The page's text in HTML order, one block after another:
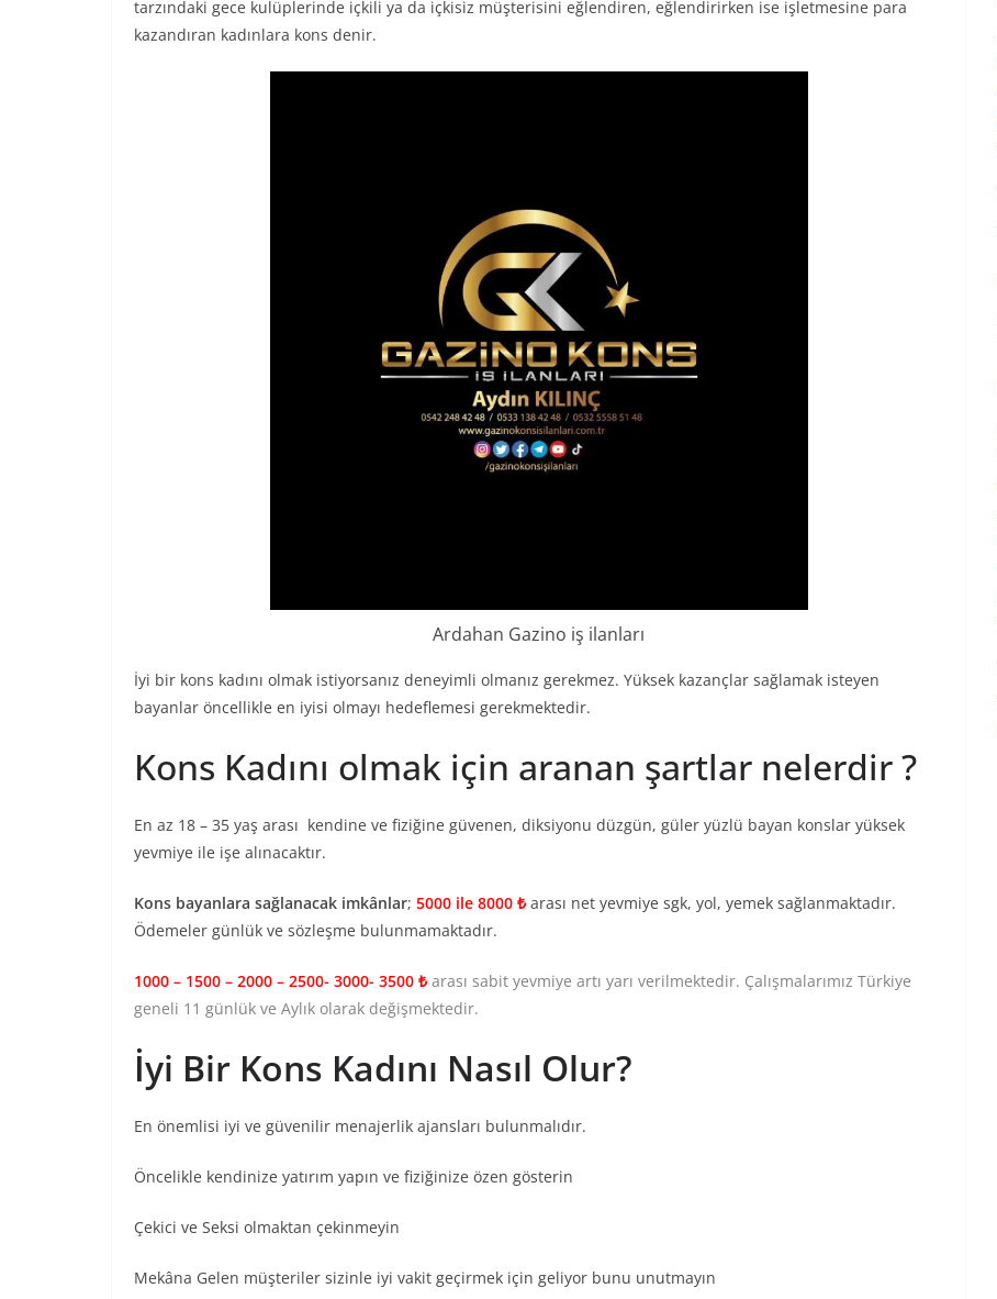
tarzındaki gece kulüplerinde içkili ya da içkisiz müşterisini eğlendiren, eğlendirirken ise işletmesine para
kazandıran kadınlara kons denir.
Ardahan Gazino iş ilanları
İyi bir kons kadını olmak istiyorsanız deneyimli olmanız gerekmez. Yüksek kazançlar sağlamak isteyen
bayanlar öncellikle en iyisi olmayı hedeflemesi gerekmektedir.
Kons Kadını olmak için aranan şartlar nelerdir ?
En az 18 – 35 yaş arası kendine ve fiziğine güvenen, diksiyonu düzgün, güler yüzlü bayan konslar yüksek
yevmiye ile işe alınacaktır.
Kons bayanlara sağlanacak imkânlar; 5000 ile 8000 ₺ arası net yevmiye sgk, yol, yemek sağlanmaktadır.
Ödemeler günlük ve sözleşme bulunmamaktadır.
1000 – 1500 – 2000 – 2500- 3000- 3500 ₺ arası sabit yevmiye artı yarı verilmektedir. Çalışmalarımız Türkiye
geneli 11 günlük ve Aylık olarak değişmektedir.
İyi Bir Kons Kadını Nasıl Olur?
En önemlisi iyi ve güvenilir menajerlik ajansları bulunmalıdır.
Öncelikle kendinize yatırım yapın ve fiziğinize özen gösterin
Çekici ve Seksi olmaktan çekinmeyin
Mekâna Gelen müşteriler sizinle iyi vakit geçirmek için geliyor bunu unutmayın